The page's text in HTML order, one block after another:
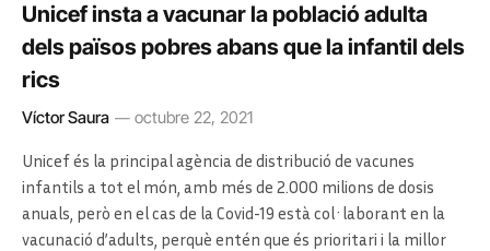
Unicef insta a vacunar la població adulta
dels països pobres abans que la infantil dels
rics
Víctor Saura octubre 22, 2021
Unicef és la principal agència de distribució de vacunes
infantils a tot el món, amb més de 2.000 milions de dosis
anuals, però en el cas de la Covid-19 està col·laborant en la
vacunació d’adults, perquè entén que és prioritari i la millor